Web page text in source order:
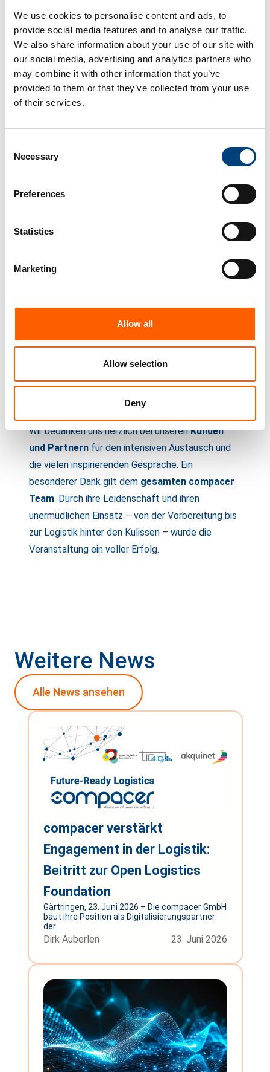
We use cookies to personalise content and ads, to
provide social media features and to analyse our traffic.
We also share information about your use of our site with
our social media, advertising and analytics partners who
may combine it with other information that you’ve
provided to them or that they’ve collected from your use
of their services.
Selection
Necessary
Preferences
Statistics
Marketing
Allow all
Allow selection
Deny
AI Buddy: Die intelligente Unterstützung
Um die sofortige Produktivität der Mitarbeiter zu
außerdem den
bei allen Fragen rund um edbic und EDI – ein
Erfahren Sie mehr über unseren
Ein herzliches Dankeschön
Wir bedanken uns herzlich bei unserenKunden
und Partnern für den intensiven Austausch und
die vielen inspirierenden Gespräche. Ein
besonderer Dank gilt dem gesamten compacer
Team. Durch ihre Leidenschaft und ihren
unermüdlichen Einsatz – von der Vorbereitung bis
zur Logistik hinter den Kulissen – wurde die
Veranstaltung ein voller Erfolg.
Weitere News
Alle News ansehen
compacer verstärkt
Engagement in der Logistik:
Beitritt zur Open Logistics
Foundation
Gärtringen, 23. Juni 2026 – Die compacer GmbH
baut ihre Position als Digitalisierungspartner
der...
Dirk Auberlen 23. Juni 2026